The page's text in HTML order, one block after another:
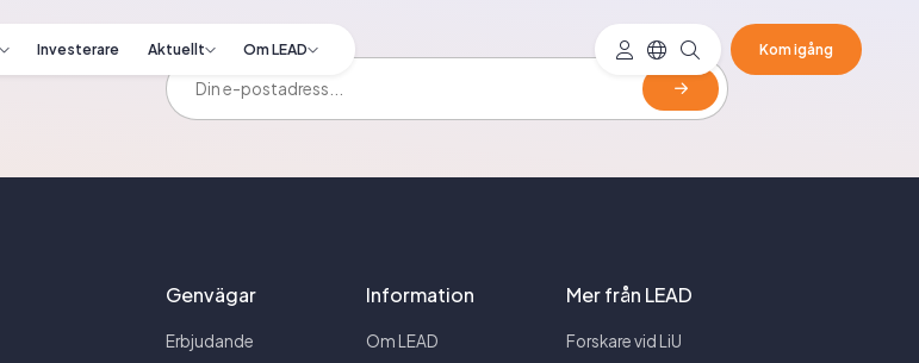
Investerare Aktuellt Om LEAD Kom igång
Genvägar
Erbjudande
Information
Om LEAD
Mer från LEAD
Forskare vid LiU